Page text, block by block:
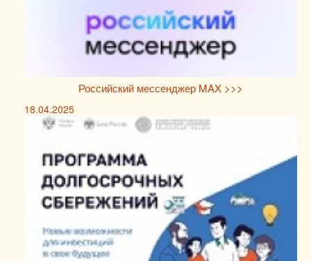
Российский мессенджер MAX >>>
18.04.2025